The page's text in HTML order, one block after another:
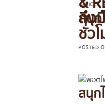
ARTICLE,
สนุก
POSTED
สนุก